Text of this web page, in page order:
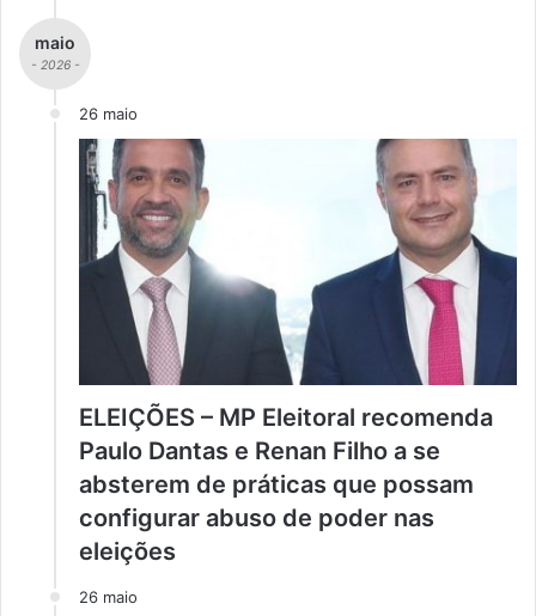
maio
- 2026 -
26 maio
ELEIÇÕES – MP Eleitoral recomenda
Paulo Dantas e Renan Filho a se
absterem de práticas que possam
configurar abuso de poder nas
eleições
26 maio